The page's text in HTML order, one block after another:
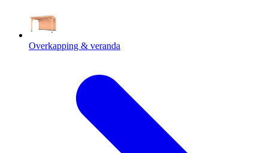
Overkapping & veranda